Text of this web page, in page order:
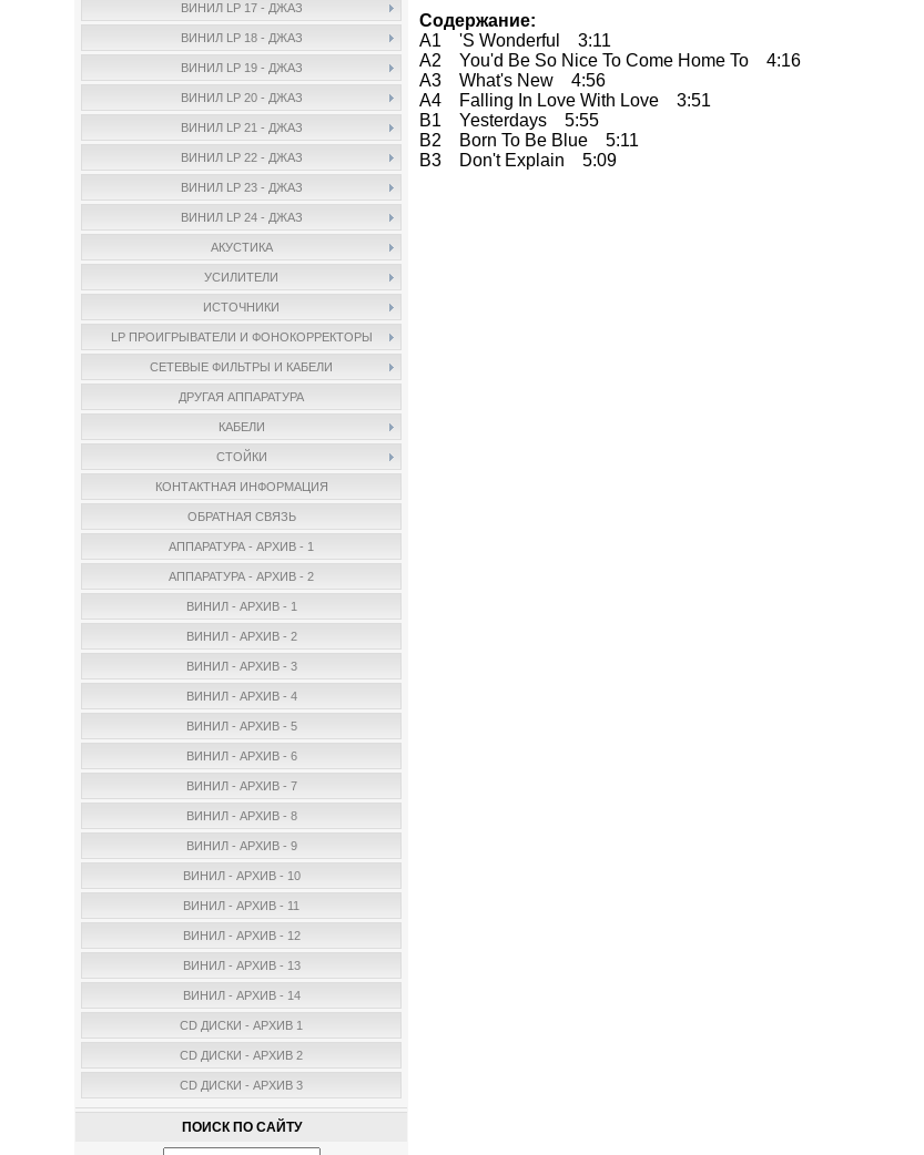
ВИНИЛ LP 17 - ДЖАЗ
ВИНИЛ LP 18 - ДЖАЗ
ВИНИЛ LP 19 - ДЖАЗ
ВИНИЛ LP 20 - ДЖАЗ
ВИНИЛ LP 21 - ДЖАЗ
ВИНИЛ LP 22 - ДЖАЗ
ВИНИЛ LP 23 - ДЖАЗ
ВИНИЛ LP 24 - ДЖАЗ
АКУСТИКА
УСИЛИТЕЛИ
ИСТОЧНИКИ
LP ПРОИГРЫВАТЕЛИ И ФОНОКОРРЕКТОРЫ
СЕТЕВЫЕ ФИЛЬТРЫ И КАБЕЛИ
ДРУГАЯ АППАРАТУРА
КАБЕЛИ
СТОЙКИ
КОНТАКТНАЯ ИНФОРМАЦИЯ
ОБРАТНАЯ СВЯЗЬ
АППАРАТУРА - АРХИВ - 1
АППАРАТУРА - АРХИВ - 2
ВИНИЛ - АРХИВ - 1
ВИНИЛ - АРХИВ - 2
ВИНИЛ - АРХИВ - 3
ВИНИЛ - АРХИВ - 4
ВИНИЛ - АРХИВ - 5
ВИНИЛ - АРХИВ - 6
ВИНИЛ - АРХИВ - 7
ВИНИЛ - АРХИВ - 8
ВИНИЛ - АРХИВ - 9
ВИНИЛ - АРХИВ - 10
ВИНИЛ - АРХИВ - 11
ВИНИЛ - АРХИВ - 12
ВИНИЛ - АРХИВ - 13
ВИНИЛ - АРХИВ - 14
CD ДИСКИ - АРХИВ 1
CD ДИСКИ - АРХИВ 2
CD ДИСКИ - АРХИВ 3
ПОИСК ПО САЙТУ
Содержание:
A1 'S Wonderful 3:11
A2 You'd Be So Nice To Come Home To 4:16
A3 What's New 4:56
A4 Falling In Love With Love 3:51
B1 Yesterdays 5:55
B2 Born To Be Blue 5:11
B3 Don't Explain 5:09